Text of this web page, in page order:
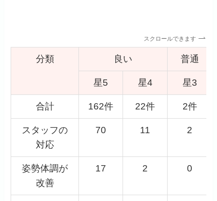
スクロールできます
分類 良い 普通
星5 星4 星3
合計 162件 22件 2件
スタッフの
対応
70 11 2
姿勢体調が
改善
17 2 0